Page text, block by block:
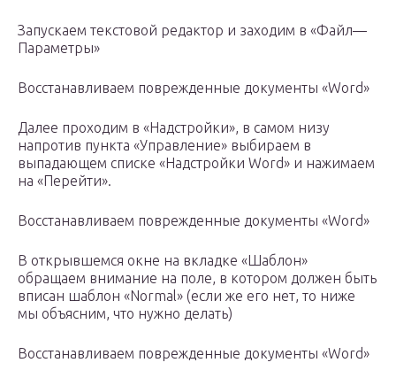
Запускаем текстовой редактор и заходим в «Файл—
Параметры»
Восстанавливаем поврежденные документы «Word»
Далее проходим в «Надстройки», в самом низу
напротив пункта «Управление» выбираем в
выпадающем списке «Надстройки Word» и нажимаем
на «Перейти».
Восстанавливаем поврежденные документы «Word»
В открывшемся окне на вкладке «Шаблон»
обращаем внимание на поле, в котором должен быть
вписан шаблон «Normal» (если же его нет, то ниже
мы объясним, что нужно делать)
Восстанавливаем поврежденные документы «Word»